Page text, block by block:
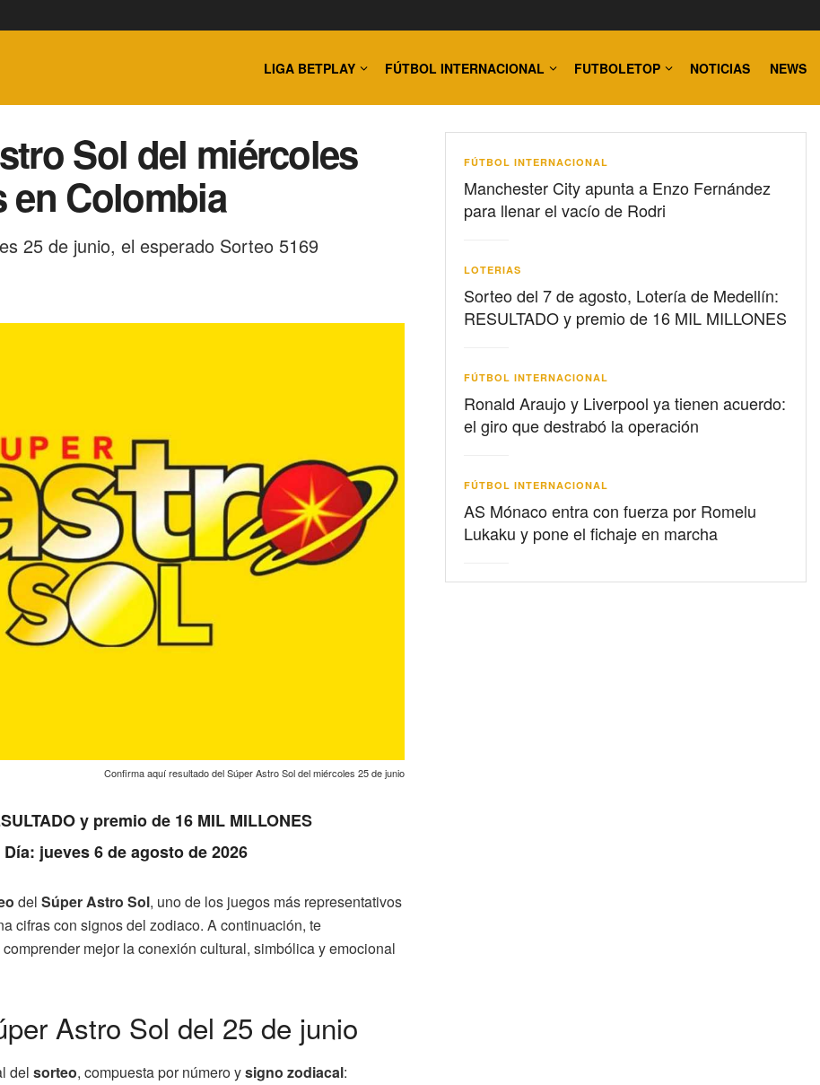
LIGA BETPLAY FÚTBOL INTERNACIONAL FUTBOLETOP NOTICIAS NEWS
Sol del miércoles
en Colombia
25 de junio, el esperado Sorteo 5169
Confirma aquí resultado del Súper Astro Sol del miércoles 25 de junio
y premio de 16 MIL MILLONES
jueves 6 de agosto de 2026
del Súper Astro Sol, uno de los juegos más representativos
cifras con signos del zodiaco. A continuación, te
mejor la conexión cultural, simbólica y emocional
Astro Sol del 25 de junio
del sorteo, compuesta por número ysigno zodiacal:
FÚTBOL INTERNACIONAL
Manchester City apunta a Enzo Fernández
para llenar el vacío de Rodri
LOTERIAS
Sorteo del 7 de agosto, Lotería de Medellín:
RESULTADO y premio de 16 MIL MILLONES
FÚTBOL INTERNACIONAL
Ronald Araujo y Liverpool ya tienen acuerdo:
el giro que destrabó la operación
FÚTBOL INTERNACIONAL
AS Mónaco entra con fuerza por Romelu
Lukaku y pone el fichaje en marcha